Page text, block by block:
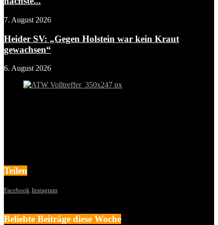
7. August 2026
Heider SV: „Gegen Holstein war kein Kraut
gewachsen“
6. August 2026
Teilen
Facebook Instagram
Beliebte Beiträge diese Woche